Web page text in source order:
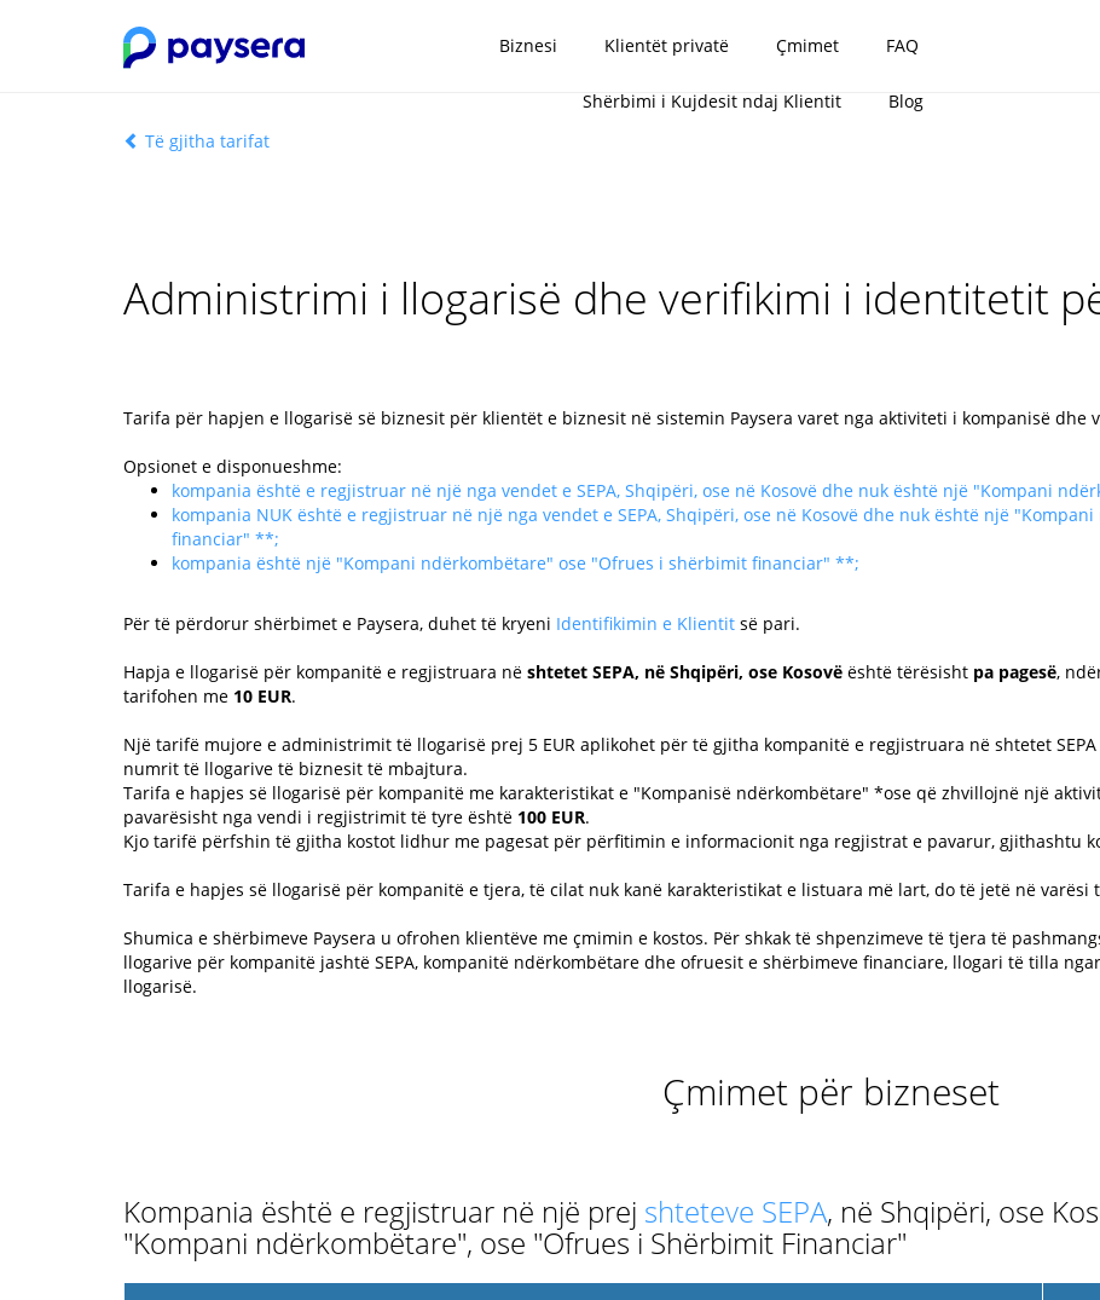
Biznesi Klientët privatë Çmimet FAQ
Shërbimi i Kujdesit ndaj Klientit Blog
Të gjitha tarifat
Administrimi i llogarisë dhe verifikimi i identitetit
Tarifa për hapjen e llogarisë së biznesit për klientët e biznesit në sistemin Paysera varet nga aktiviteti i kompanisë dhe
Opsionet e disponueshme:
kompania është e regjistruar në një nga vendet e SEPA, Shqipëri, ose në Kosovë dhe nuk është një "Kompani
kompania NUK është e regjistruar në një nga vendet e SEPA, Shqipëri, ose në Kosovë dhe nuk është një
financiar" **;
kompania është një "Kompani ndërkombëtare" ose "Ofrues i shërbimit financiar" **;
Për të përdorur shërbimet e Paysera, duhet të kryeni Identifikimin e Klientit së pari.
Hapja e llogarisë për kompanitë e regjistruara në shtetet SEPA, në Shqipëri, ose Kosovë është tërësisht pa pagesë,
tarifohen me 10 EUR.
Një tarifë mujore e administrimit të llogarisë prej 5 EUR aplikohet për të gjitha kompanitë e regjistruara në shtetet
numrit të llogarive të biznesit të mbajtura.
Tarifa e hapjes së llogarisë për kompanitë me karakteristikat e "Kompanisë ndërkombëtare" *ose që zhvillojnë një
pavarësisht nga vendi i regjistrimit të tyre është 100 EUR.
Kjo tarifë përfshin të gjitha kostot lidhur me pagesat për përfitimin e informacionit nga regjistrat e pavarur, gjithashtu
Tarifa e hapjes së llogarisë për kompanitë e tjera, të cilat nuk kanë karakteristikat e listuara më lart, do të jetë në
Shumica e shërbimeve Paysera u ofrohen klientëve me çmimin e kostos. Për shkak të shpenzimeve të tjera të
llogarive për kompanitë jashtë SEPA, kompanitë ndërkombëtare dhe ofruesit e shërbimeve financiare, llogari të tilla
llogarisë.
Çmimet për bizneset
Kompania është e regjistruar në një prej shteteve SEPA, në Shqipëri, ose
"Kompani ndërkombëtare", ose "Ofrues i Shërbimit Financiar"